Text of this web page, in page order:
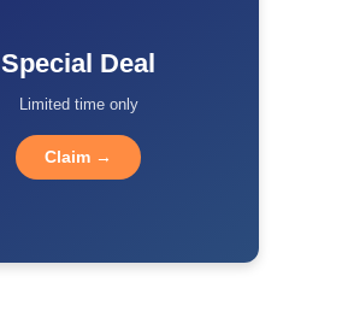
Special Deal
Limited time only
Claim →